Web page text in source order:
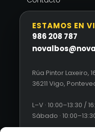
ESTAMOS EN
986 208 787
Rúa Pintor Laxeiro,
36211 Vigo,
L–V · 10:00–13:30 /
Sábado ·